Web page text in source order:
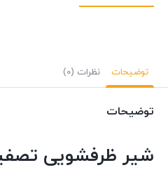
توضیحات نظرات (0)
توضیحات
شیر ظرفشویی